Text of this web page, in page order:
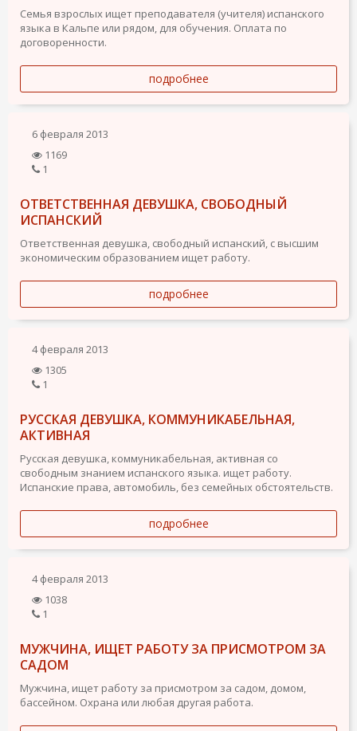
Семья взрослых ищет преподавателя (учителя) испанского
языка в Кальпе или рядом, для обучения. Оплата по
договоренности.
подробнее
6 февраля 2013
1169
1
ОТВЕТСТВЕННАЯ ДЕВУШКА, СВОБОДНЫЙ
ИСПАНСКИЙ
Ответственная девушка, свободный испанский, с высшим
экономическим образованием ищет работу.
подробнее
4 февраля 2013
1305
1
РУССКАЯ ДЕВУШКА, КОММУНИКАБЕЛЬНАЯ,
АКТИВНАЯ
Русская девушка, коммуникабельная, активная со
свободным знанием испанского языка. ищет работу.
Испанские права, автомобиль, без семейных обстоятельств.
подробнее
4 февраля 2013
1038
1
МУЖЧИНА, ИЩЕТ РАБОТУ ЗА ПРИСМОТРОМ ЗА
САДОМ
Мужчина, ищет работу за присмотром за садом, домом,
бассейном. Охрана или любая другая работа.